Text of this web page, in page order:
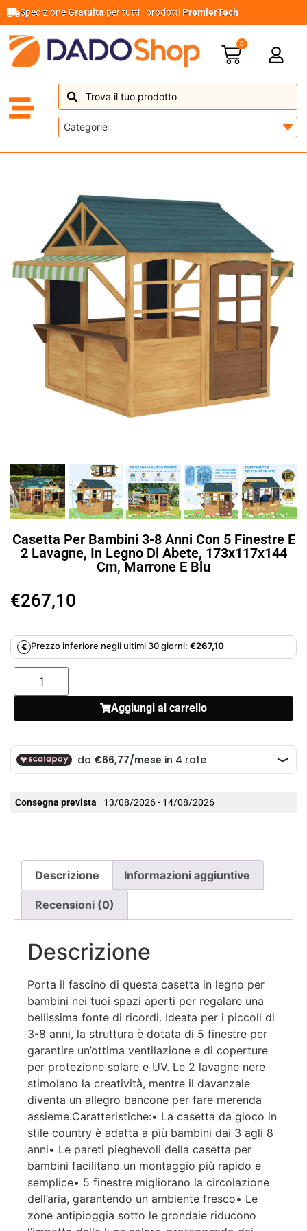
SpedizioneGratuita per tutti i prodottiPremierTech
0
Casetta Per Bambini 3-8 Anni Con 5 Finestre E
2 Lavagne, In Legno Di Abete, 173x117x144
Cm, Marrone E Blu
€267,10
€ Prezzo inferiore negli ultimi 30 giorni: €267,10
Aggiungi al carrello
Consegna prevista 13/08/2026 - 14/08/2026
Descrizione Informazioni aggiuntive
Recensioni (0)
Descrizione
Porta il fascino di questa casetta in legno per
bambini nei tuoi spazi aperti per regalare una
bellissima fonte di ricordi. Ideata per i piccoli di
3-8 anni, la struttura è dotata di 5 finestre per
garantire un’ottima ventilazione e di coperture
per protezione solare e UV. Le 2 lavagne nere
stimolano la creatività, mentre il davanzale
diventa un allegro bancone per fare merenda
assieme.Caratteristiche:• La casetta da gioco in
stile country è adatta a più bambini dai 3 agli 8
anni• Le pareti pieghevoli della casetta per
bambini facilitano un montaggio più rapido e
semplice• 5 finestre migliorano la circolazione
dell’aria, garantendo un ambiente fresco• Le
zone antipioggia sotto le grondaie riducono